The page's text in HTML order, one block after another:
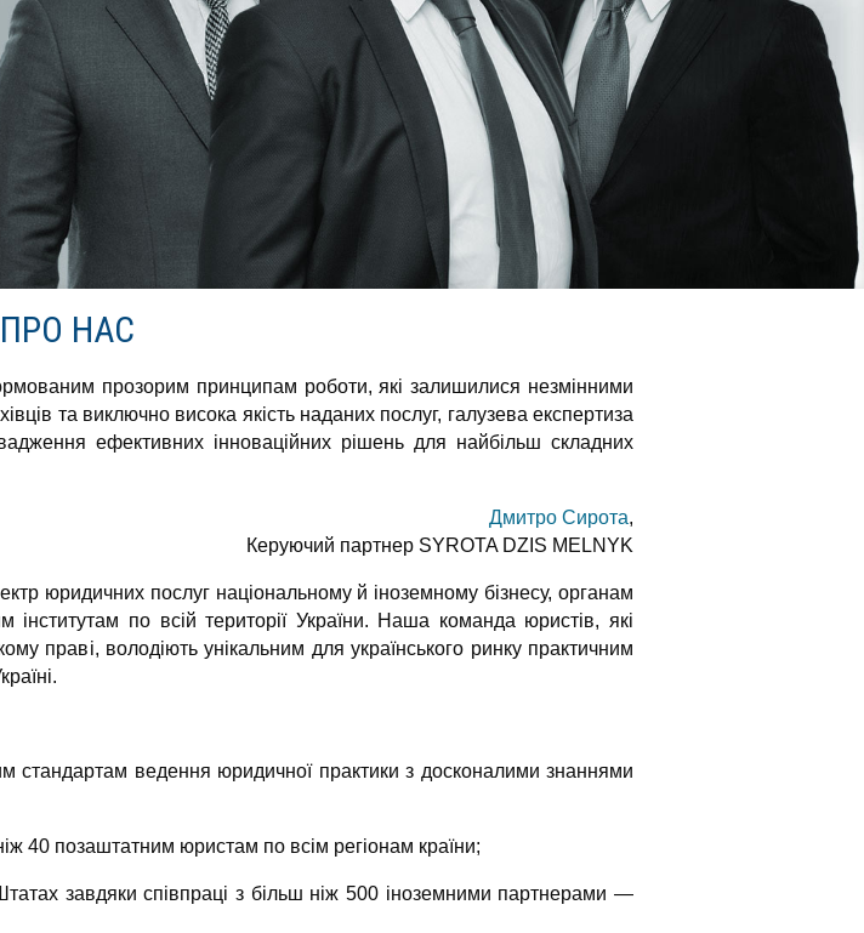
ПРО НАС
прозорим принципам роботи, які залишилися незмінними
та виключно висока якість наданих послуг, галузева експертиза
ефективних інноваційних рішень для найбільш складних
Дмитро Сирота,
Керуючий партнер SYROTA DZIS MELNYK
юридичних послуг національному й іноземному бізнесу, органам
по всій території України. Наша команда юристів, які
праві, володіють унікальним для українського ринку практичним
стандартам ведення юридичної практики з досконалими знаннями
40 позаштатним юристам по всім регіонам країни;
завдяки співпраці з більш ніж 500 іноземними партнерами —